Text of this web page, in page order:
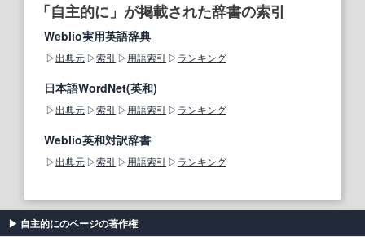
「自主的に」が掲載された辞書の索引
Weblio実用英語辞典
出典元 索引 用語索引 ランキング
日本語WordNet(英和)
出典元 索引 用語索引 ランキング
Weblio英和対訳辞書
出典元 索引 用語索引 ランキング
自主的にのページの著作権